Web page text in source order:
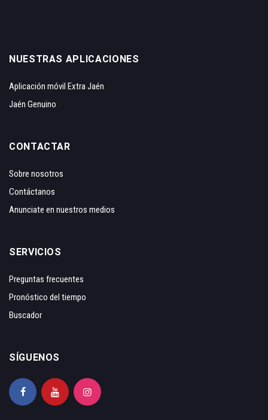
NUESTRAS APLICACIONES
Aplicación móvil Extra Jaén
Jaén Genuino
CONTACTAR
Sobre nosotros
Contáctanos
Anunciate en nuestros medios
SERVICIOS
Preguntas frecuentes
Pronóstico del tiempo
Buscador
SÍGUENOS